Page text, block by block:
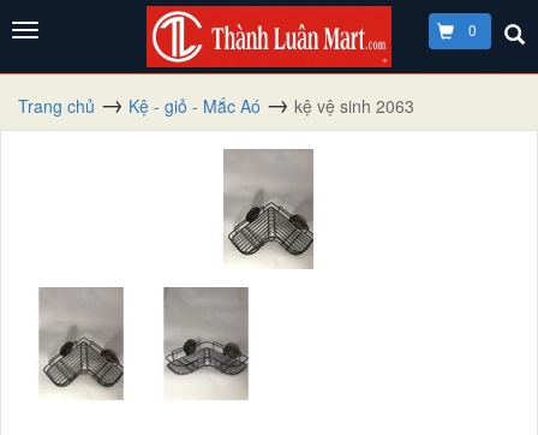
0
Trang chủ Kệ - giỏ - Mắc Aó kệ vệ sinh 2063